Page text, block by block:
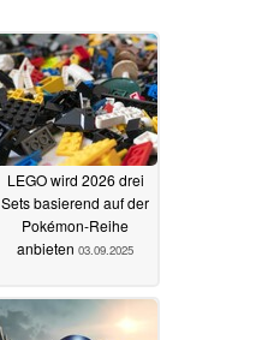
LEGO wird 2026 drei
Sets basierend auf der
Pokémon-Reihe
anbieten 03.09.2025